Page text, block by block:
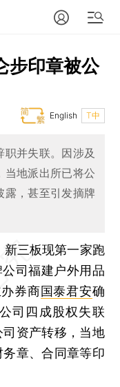
步印章被公
T中
English
并失联。因涉及
当地派出所已将公
露，甚至引发摘牌
新三板现第一家跑
司福建户外用品
券商国泰君安确
司四成股权失联
资产转移，当地
章、合同章等印